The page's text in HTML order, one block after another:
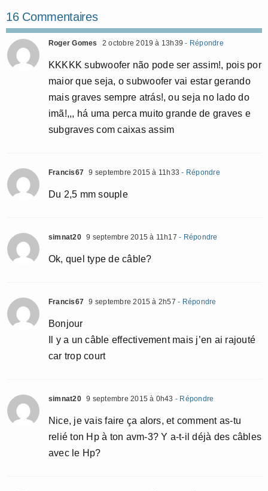
16 Commentaires
Roger Gomes 2 octobre 2019 à 13h39 - Répondre
KKKKK subwoofer não pode ser assim!, pois por
maior que seja, o subwoofer vai estar gerando
mais graves sempre atrás!, ou seja no lado do
imã!,,, há uma perca muito grande de graves e
subgraves com caixas assim
Francis67 9 septembre 2015 à 11h33 - Répondre
Du 2,5 mm souple
simnat20 9 septembre 2015 à 11h17 - Répondre
Ok, quel type de câble?
Francis67 9 septembre 2015 à 2h57 - Répondre
Bonjour
Il y a un câble effectivement mais j’en ai rajouté
car trop court
simnat20 9 septembre 2015 à 0h43 - Répondre
Nice, je vais faire ça alors, et comment as-tu
relié ton Hp à ton avm-3? Y a-t-il déjà des câbles
avec le Hp?